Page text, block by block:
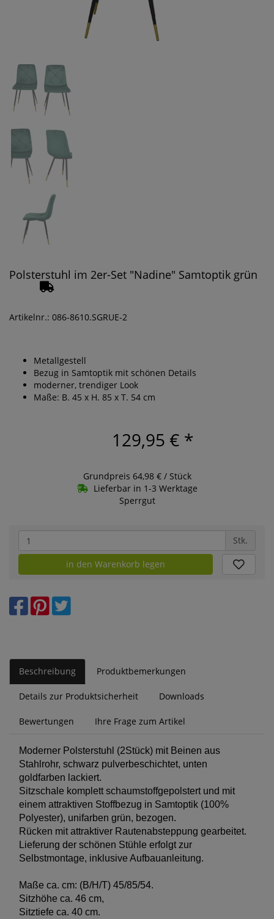
Polsterstuhl im 2er-Set "Nadine" Samtoptik grün
Artikelnr.: 086-8610.SGRUE-2
Metallgestell
Bezug in Samtoptik mit schönen Details
moderner, trendiger Look
Maße: B. 45 x H. 85 x T. 54 cm
129,95 € *
Grundpreis 64,98 € / Stück
Lieferbar in 1-3 Werktage
Sperrgut
Stk.
in den Warenkorb legen
Beschreibung Produktbemerkungen
Details zur Produktsicherheit Downloads
Bewertungen Ihre Frage zum Artikel
Moderner Polsterstuhl (2Stück) mit Beinen aus
Stahlrohr, schwarz pulverbeschichtet, unten
goldfarben lackiert.
Sitzschale komplett schaumstoffgepolstert und mit
einem attraktiven Stoffbezug in Samtoptik (100%
Polyester), unifarben grün, bezogen.
Rücken mit attraktiver Rautenabsteppung gearbeitet.
Lieferung der schönen Stühle erfolgt zur
Selbstmontage, inklusive Aufbauanleitung.
Maße ca. cm: (B/H/T) 45/85/54.
Sitzhöhe ca. 46 cm,
Sitztiefe ca. 40 cm.